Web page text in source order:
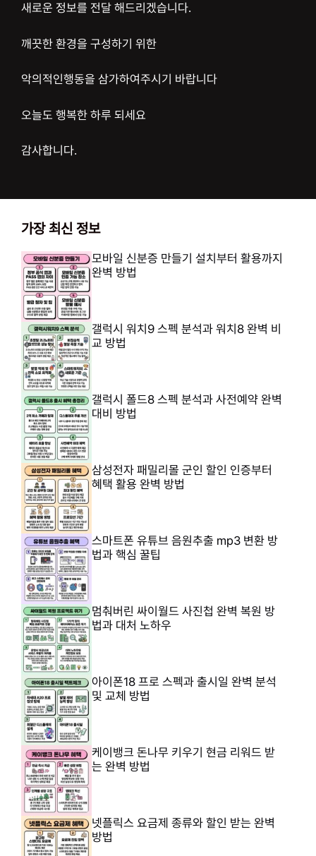
새로운 정보를 전달 해드리겠습니다.
깨끗한 환경을 구성하기 위한
악의적인행동을 삼가하여주시기 바랍니다
오늘도 행복한 하루 되세요
감사합니다.
가장 최신 정보
모바일 신분증 만들기 설치부터 활용까지
완벽 방법
갤럭시 워치9 스펙 분석과 워치8 완벽 비
교 방법
갤럭시 폴드8 스펙 분석과 사전예약 완벽
대비 방법
삼성전자 패밀리몰 군인 할인 인증부터
혜택 활용 완벽 방법
스마트폰 유튜브 음원추출 mp3 변환 방
법과 핵심 꿀팁
멈춰버린 싸이월드 사진첩 완벽 복원 방
법과 대처 노하우
아이폰18 프로 스펙과 출시일 완벽 분석
및 교체 방법
케이뱅크 돈나무 키우기 현금 리워드 받
는 완벽 방법
넷플릭스 요금제 종류와 할인 받는 완벽
방법